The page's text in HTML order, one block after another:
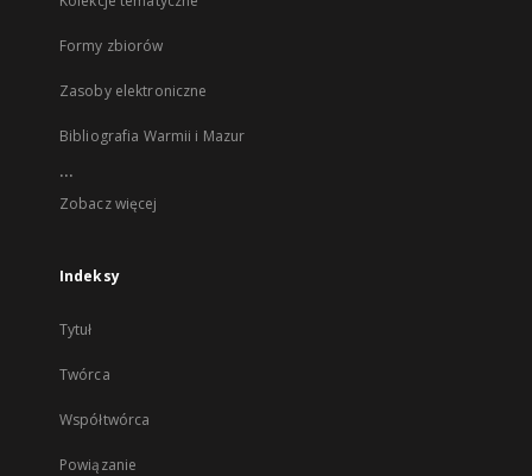
Formy zbiorów
Zasoby elektroniczne
Bibliografia Warmii i Mazur
...
Zobacz więcej
Indeksy
Tytuł
Twórca
Współtwórca
Powiązanie